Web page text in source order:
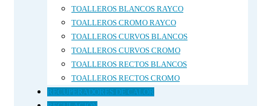
TOALLEROS BLANCOS RAYCO
TOALLEROS CROMO RAYCO
TOALLEROS CURVOS BLANCOS
TOALLEROS CURVOS CROMO
TOALLEROS RECTOS BLANCOS
TOALLEROS RECTOS CROMO
RECUPERADORES DE CALOR